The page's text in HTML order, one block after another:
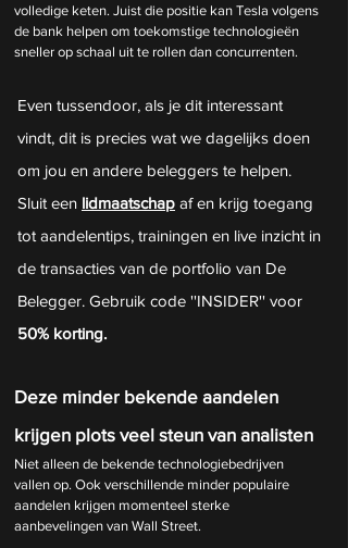
volledige keten. Juist die positie kan Tesla volgens
de bank helpen om toekomstige technologieën
sneller op schaal uit te rollen dan concurrenten.
Even tussendoor, als je dit interessant
vindt, dit is precies wat we dagelijks doen
om jou en andere beleggers te helpen.
Sluit een lidmaatschap af en krijg toegang
tot aandelentips, trainingen en live inzicht in
de transacties van de portfolio van De
Belegger. Gebruik code ''INSIDER'' voor
50% korting.
Deze minder bekende aandelen
krijgen plots veel steun van analisten
Niet alleen de bekende technologiebedrijven
vallen op. Ook verschillende minder populaire
aandelen krijgen momenteel sterke
aanbevelingen van Wall Street.